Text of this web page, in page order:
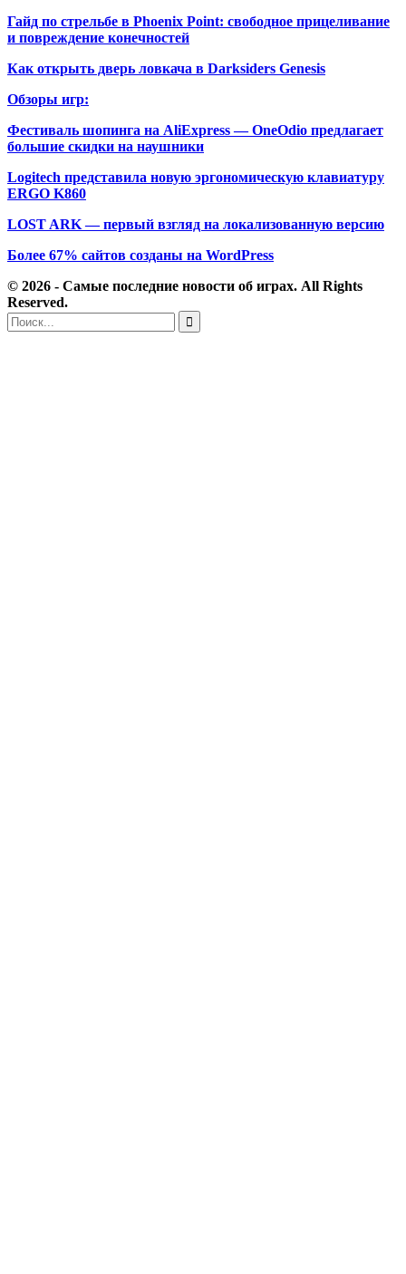
Гайд по стрельбе в Phoenix Point: свободное прицеливание
и повреждение конечностей
Как открыть дверь ловкача в Darksiders Genesis
Обзоры игр:
Фестиваль шопинга на AliExpress — OneOdio предлагает
большие скидки на наушники
Logitech представила новую эргономическую клавиатуру
ERGO K860
LOST ARK — первый взгляд на локализованную версию
Более 67% сайтов созданы на WordPress
© 2026 - Самые последние новости об играх. All Rights
Reserved.